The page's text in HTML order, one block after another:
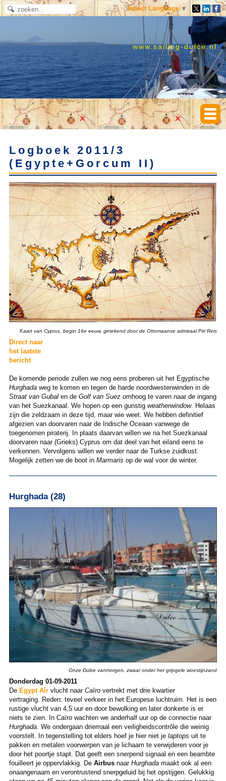
Select Language ▼
www.sailing-dulce.nl
Logboek 2011/3
(Egypte+Gorcum II)
Kaart van Cyprus, begin 16e eeuw, getekend door de Ottomaanse admiraal Piri Reis
Direct naar
het laatste
bericht
De komende periode zullen we nog eens proberen uit het Egyptische
Hurghadaweg te komen en tegen de harde noordwestenwinden in de
Straat van Gubalen de Golf van Suezomhoog te varen naar de ingang
van het Suezkanaal. We hopen op een gunstig weatherwindow. Helaas
zijn die zeldzaam in deze tijd, maar wie weet. We hebben definitief
afgezien van doorvaren naar de Indische Oceaan vanwege de
toegenomen piraterij. In plaats daarvan willen we na het Suezkanaal
doorvaren naar (Grieks) Cyprus om dat deel van het eiland eens te
verkennen. Vervolgens willen we verder naar de Turkse zuidkust.
Mogelijk zetten we de boot in Marmaris op de wal voor de winter.
Hurghada (28)
Onze Dulce vanmorgen, zwaar onder het grijsgele woestijnzand
Donderdag 01-09-2011
De Egypt Airvlucht naar Caïrovertrekt met drie kwartier
vertraging. Reden: teveel verkeer in het Europese luchtruim. Het is een
rustige vlucht van 4,5 uur en door bewolking en later donkerte is er
niets te zien. In Caïro wachten we anderhalf uur op de connectie naar
Hurghada. We ondergaan driemaal een veiligheidscontrôle die weinig
voorstelt. In tegenstelling tot elders hoef je hier niet jelaptops uit te
pakken en metalen voorwerpen van je lichaam te verwijderen voor je
door het poortje stapt. Dat geeft een snerpend signaal en een beambte
fouilleert je oppervlakkig. De Airbus naar Hurghadamaakt ook al een
onaangenaam en verontrustend snerpgeluid bij het opstijgen. Gelukkig